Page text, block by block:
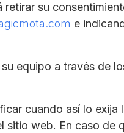
retirar su
e
equipo a través de
cuando así lo
web. En caso de